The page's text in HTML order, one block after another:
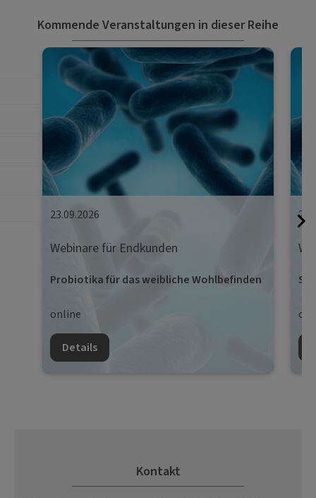
Kommende Veranstaltungen in dieser Reihe
23.09.2026
Webinare für Endkunden
Probiotika für das weibliche Wohlbefinden
online
Details
Kontakt